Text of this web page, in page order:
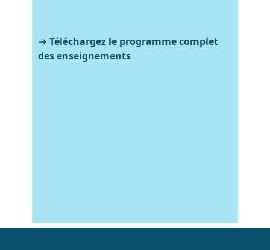
→ Téléchargez le programme complet
des enseignements